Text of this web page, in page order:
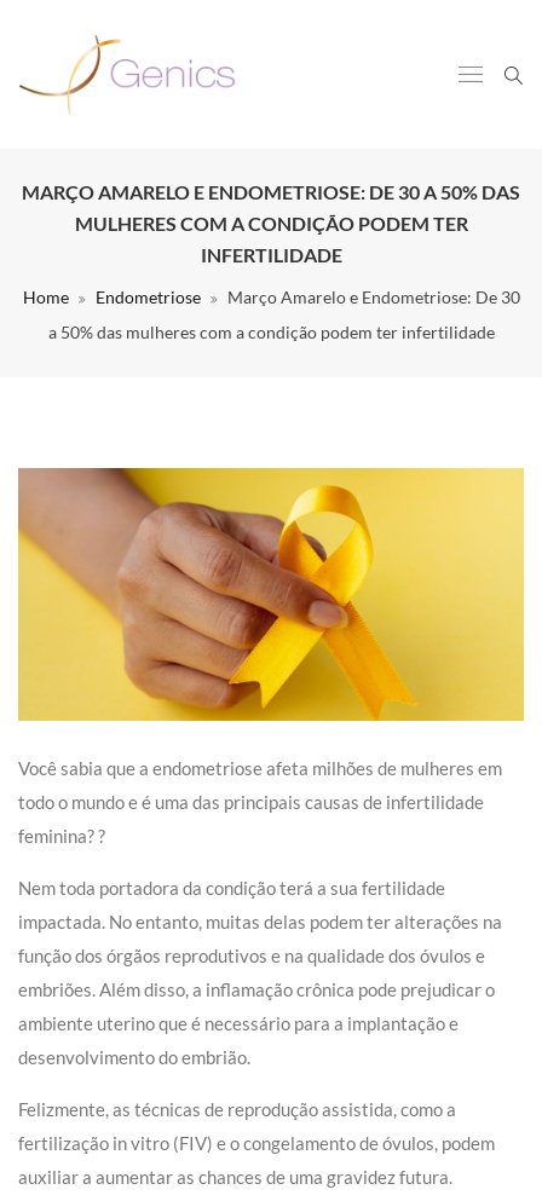
MARÇO AMARELO E ENDOMETRIOSE: DE 30 A 50% DAS
MULHERES COM A CONDIÇÃO PODEM TER
INFERTILIDADE
Home Endometriose
Março Amarelo e Endometriose: De 30
a 50% das mulheres com a condição podem ter infertilidade
Você sabia que a endometriose afeta milhões de mulheres em
todo o mundo e é uma das principais causas de infertilidade
feminina? ?️
Nem toda portadora da condição terá a sua fertilidade
impactada. No entanto, muitas delas podem ter alterações na
função dos órgãos reprodutivos e na qualidade dos óvulos e
embriões. Além disso, a inflamação crônica pode prejudicar o
ambiente uterino que é necessário para a implantação e
desenvolvimento do embrião.
Felizmente, as técnicas de reprodução assistida, como a
fertilização in vitro (FIV) e o congelamento de óvulos, podem
auxiliar a aumentar as chances de uma gravidez futura.